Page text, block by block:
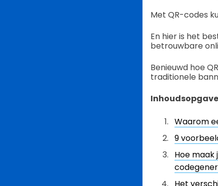
Met QR-codes
En hier is het
betrouwbare
Benieuwd hoe
traditionele
Inhoudsopgave
Waarom
9
Hoe